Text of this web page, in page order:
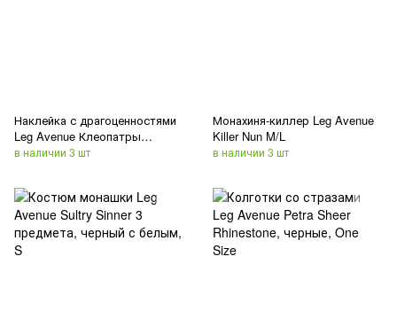
Наклейка с драгоценностями
Leg Avenue Клеопатры
Cleopatra face jewels sticker
в наличии 3 шт
Монахиня-киллер Leg Avenue
Killer Nun M/L
в наличии 3 шт